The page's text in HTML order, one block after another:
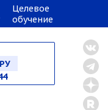
Целевое
обучение